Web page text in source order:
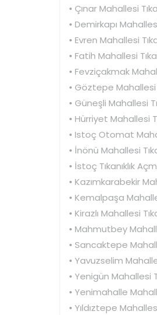
• Çınar Mahallesi
• Demirkapı
• Evren Mahallesi
• Fatih Mahallesi
• Fevziçakmak
• Göztepe Mahallesi
• Güneşli Mahallesi
• Hürriyet Mahallesi
• Istoç Otomat
• İnönü Mahallesi
• İstoç Tıkanıklık
• Kazımkarabekir
• Kemalpaşa
• Kirazlı Mahallesi
• Mahmutbey
• Sancaktepe
• Yavuzselim
• Yenigün Mahallesi
• Yenimahalle
• Yıldıztepe